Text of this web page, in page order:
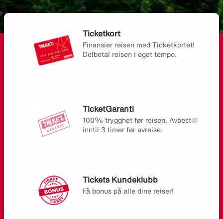
Ticketkort
Finansier reisen med Ticketkortet!
Delbetal reisen i eget tempo.
TicketGaranti
100% trygghet før reisen. Avbestill
inntil 3 timer før avreise.
Tickets Kundeklubb
Få bonus på alle dine reiser!